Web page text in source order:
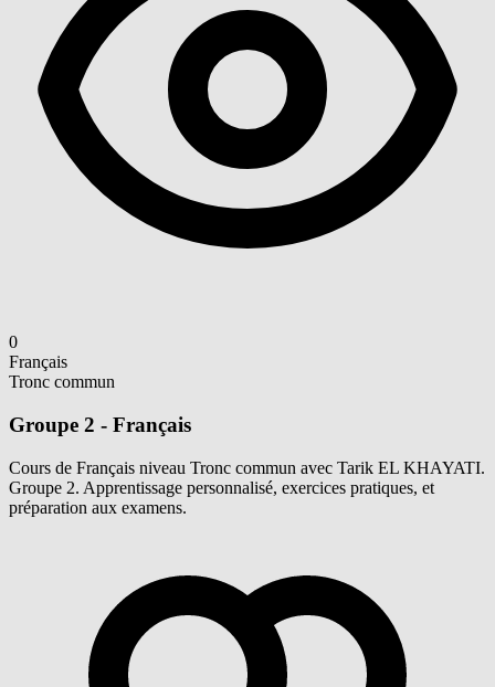
0
Français
Tronc commun
Groupe 2 - Français
Cours de Français niveau Tronc commun avec Tarik EL KHAYATI.
Groupe 2. Apprentissage personnalisé, exercices pratiques, et
préparation aux examens.